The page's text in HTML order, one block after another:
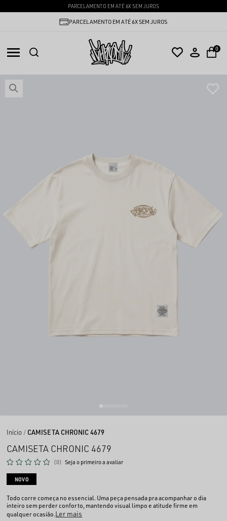
PARCELAMENTO EM ATÉ 6X SEM JUROS
PARCELAMENTO EM ATÉ 6X SEM JUROS
0
Início CAMISETA CHRONIC 4679
CAMISETA CHRONIC 4679
(0) Seja o primeiro a avaliar
NOVO
Todo corre começa no essencial. Uma peça pensada pra acompanhar o dia
inteiro sem perder conforto, mantendo visual limpo e atitude firme em
qualquer ocasião.Ler mais